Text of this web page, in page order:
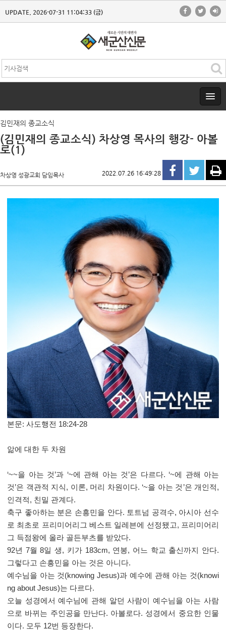
UPDATE. 2026-07-31 11:04:33 (금)
김민재의 종교소식
(김민재의 종교소식) 차상영 목사의 행강- 아볼
로(1)
차상영 성광교회 담임목사 2022.07.26 16:49:28
본문: 사도행전 18:24-28
앎에 대한 두 차원
‘~~을 아는 것’과 ‘~에 관해 아는 것’은 다르다. ‘~에 관해 아는
것’은 객관적 지식, 이론, 머리 차원이다. ‘~을 아는 것 ’은 개인적,
인격적, 친밀 관계다.
축구 좋아하는 분은 손흥민을 안다. 토트넘 공격수, 아시아 선수
로 최초로 프리미어리그 베스트 일레븐에 선정됐고, 프리미어리
그 득점왕에 올라 골든부츠를 받았다.
92년 7월8일 생, 키가 183cm, 연봉, 어느 학교 출신까지 안다.
그렇다고 손흥민을 아는 것은 아니다.
예수님을 아는 것(knowing Jesus)과 예수에 관해 아는 것(knowi
ng about Jesus)는 다르다.
오늘 성경에서 예수님에 관해 알던 사람이 예수님을 아는 사람
으로 바뀌는 주인공을 만난다. 아볼로다. 성경에서 중요한 인물
이다. 모두 12번 등장한다.